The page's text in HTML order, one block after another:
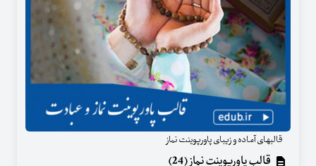
قالبهای آماده و زیبای پاورپوینت نماز
قالب پاورپوینت نماز (24)